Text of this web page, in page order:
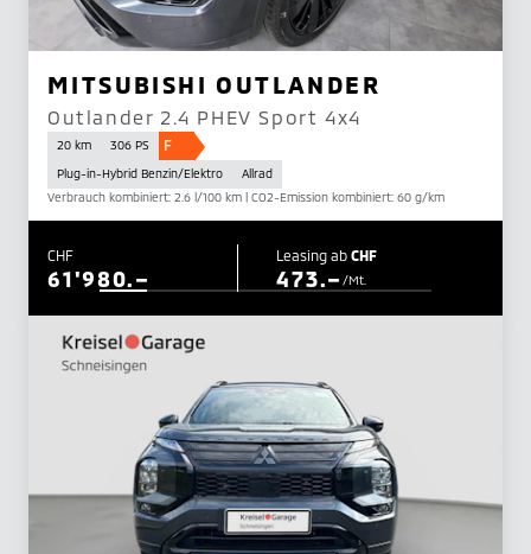
MITSUBISHI OUTLANDER
Outlander 2.4 PHEV Sport 4x4
20 km 306 PS F
Plug-in-Hybrid Benzin/Elektro
Allrad
Verbrauch kombiniert: 2.6 l/100 km | CO2-Emission kombiniert: 60 g/km
CHF
61'980.–
Leasing abCHF
473.–/Mt.